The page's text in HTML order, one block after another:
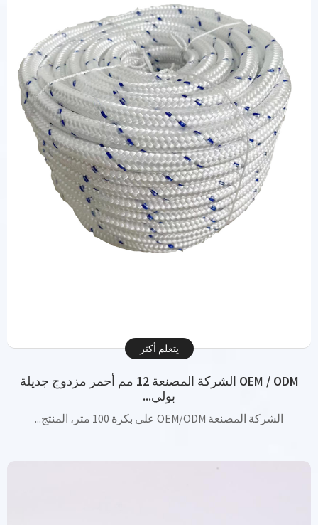
OEM / ODM الشركة المصنعة 12 مم أحمر مزدوج جديلة
بولي...
الشركة المصنعة OEM/ODM على بكرة 100 متر، المنتج...
يتعلم أكثر